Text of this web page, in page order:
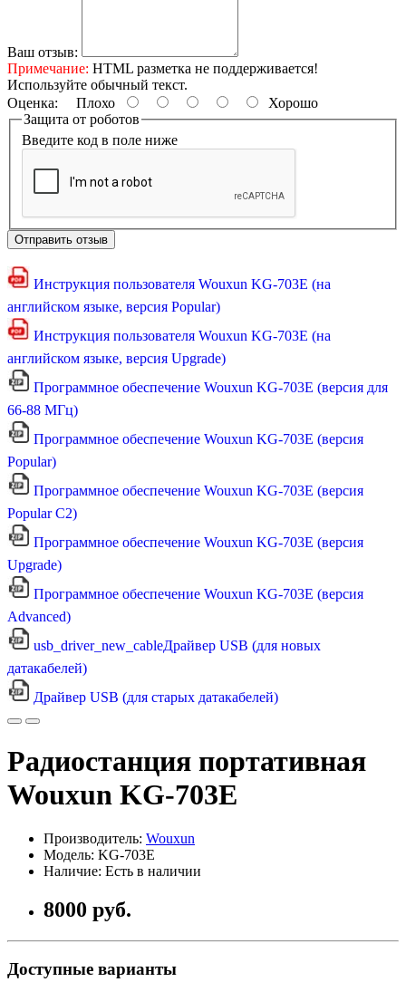
Ваш отзыв:
Примечание: HTML разметка не поддерживается!
Используйте обычный текст.
Оценка: Плохо
Хорошо
Защита от роботов
Введите код в поле ниже
Отправить отзыв
Инструкция пользователя Wouxun KG-703E (на
английском языке, версия Popular)
Инструкция пользователя Wouxun KG-703E (на
английском языке, версия Upgrade)
Программное обеспечение Wouxun KG-703E (версия для
66-88 МГц)
Программное обеспечение Wouxun KG-703E (версия
Popular)
Программное обеспечение Wouxun KG-703E (версия
Popular C2)
Программное обеспечение Wouxun KG-703E (версия
Upgrade)
Программное обеспечение Wouxun KG-703E (версия
Advanced)
usb_driver_new_cableДрайвер USB (для новых
датакабелей)
Драйвер USB (для старых датакабелей)
Радиостанция портативная
Wouxun KG-703E
Производитель: Wouxun
Модель: KG-703E
Наличие: Есть в наличии
8000 руб.
Доступные варианты